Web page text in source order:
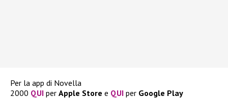
Per la app di Novella
2000 QUI per Apple Store e QUI per Google Play